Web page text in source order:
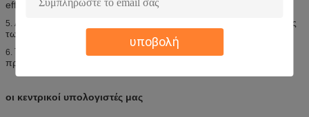
υποβολή
effection sunshade, μόνωση της θερμότητας και ήχος.
5. Απόδειξη πυρκαγιάς: λύστε το πρόβλημα της εύκολης πυρκαγιάς
των κουρτινών.
6. Το σχέδιο και το χρώμα του τυφλού θα μπορούσαν να
προσαρμοστούν σύμφωνα με το σχεδιάγραμμα.
οι κεντρικοί υπολογιστές μας